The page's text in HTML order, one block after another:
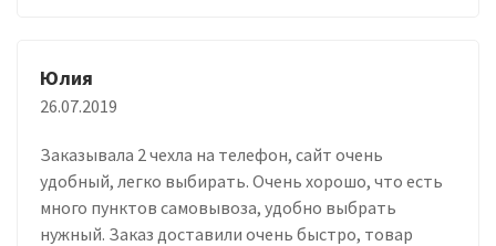
Юлия
26.07.2019
Заказывала 2 чехла на телефон, сайт очень
удобный, легко выбирать. Очень хорошо, что есть
много пунктов самовывоза, удобно выбрать
нужный. Заказ доставили очень быстро, товар